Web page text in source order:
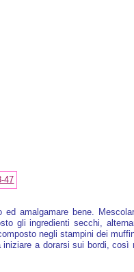
ed amalgamare bene.
gli ingredienti secchi,
negli stampini dei
a dorarsi sui bordi, così